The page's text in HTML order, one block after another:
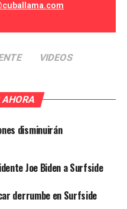
VIDEOS
AHORA
disminuirán
Joe Biden a Surfside
derrumbe en Surfside